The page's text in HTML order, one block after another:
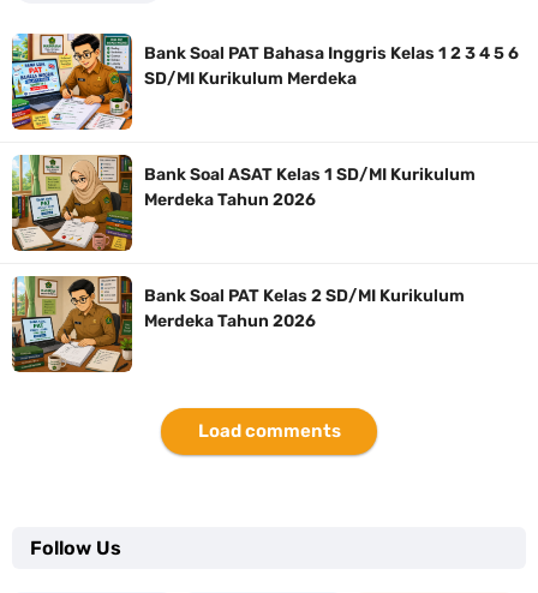
Bank Soal PAT Bahasa Inggris Kelas 1 2 3 4 5 6
SD/MI Kurikulum Merdeka
Bank Soal ASAT Kelas 1 SD/MI Kurikulum
Merdeka Tahun 2026
Bank Soal PAT Kelas 2 SD/MI Kurikulum
Merdeka Tahun 2026
Load comments
Follow Us